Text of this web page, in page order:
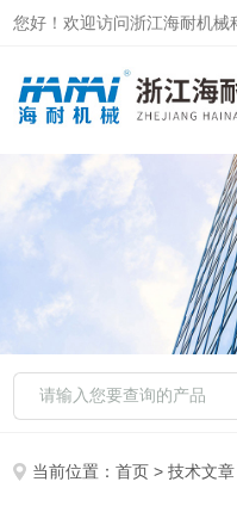
您好！欢迎访问浙江海耐机械
当前位置：首页 >技术文章